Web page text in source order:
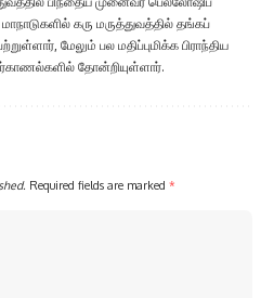
கரு மருத்துவத்தில் தங்கப்
மேலும் பல மதிப்புமிக்க பிராந்திய
தோன்றியுள்ளார்.
Required fields are marked *